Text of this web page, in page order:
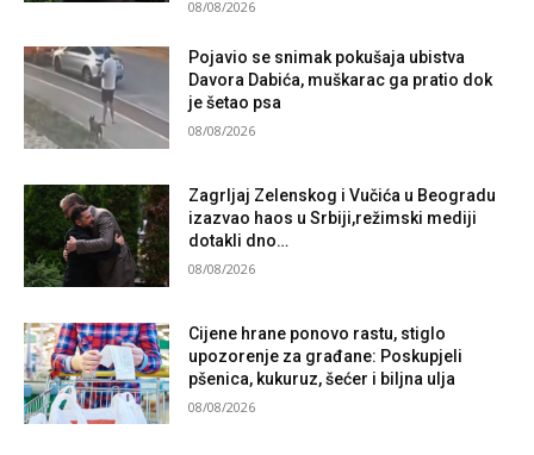
08/08/2026
Pojavio se snimak pokušaja ubistva
Davora Dabića, muškarac ga pratio dok
je šetao psa
08/08/2026
Zagrljaj Zelenskog i Vučića u Beogradu
izazvao haos u Srbiji,režimski mediji
dotakli dno…
08/08/2026
Cijene hrane ponovo rastu, stiglo
upozorenje za građane: Poskupjeli
pšenica, kukuruz, šećer i biljna ulja
08/08/2026